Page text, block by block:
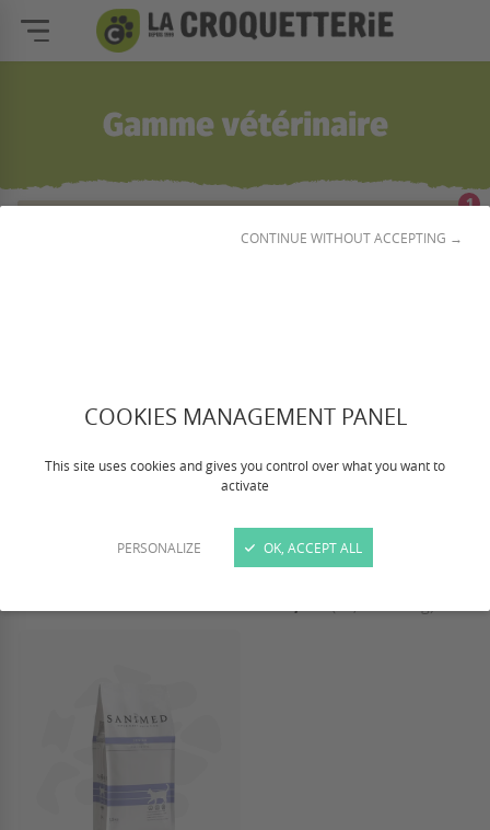
COOKIES MANAGEMENT PANEL
This site uses cookies and gives you control over what you want to
activate
PERSONALIZE
CONTINUE WITHOUT ACCEPTING →
OK, ACCEPT ALL
Gamme vétérinaire
1
SANIMED PREVENTIVE CHAT